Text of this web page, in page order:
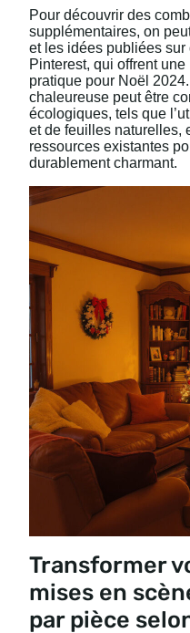
Pour découvrir des
supplémentaires, on
et les idées publiées
Pinterest, qui offrent
pratique pour Noël
chaleureuse peut être
écologiques, tels que
et de feuilles naturelles,
ressources existantes
durablement charmant.
Transformer
mises en
par pièce